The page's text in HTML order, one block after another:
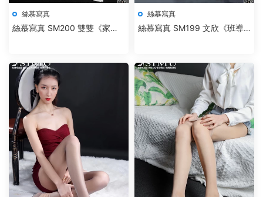
絲慕寫真
絲慕寫真 SM200 雙雙《家妻
絲慕寫真
絲慕寫真 SM199 文欣《班導